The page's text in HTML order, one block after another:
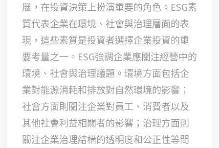
展，在投資決策上扮演重要的角色。ESG素
質代表企業在環境、社會與治理層面的表
現，這些素質是投資者選擇企業投資的重
要考量之一。ESG強調企業應關注經營中的
環境、社會與治理議題。環境方面包括企
業對能源消耗和排放對自然環境的影響；
社會方面則關注企業對員工、消費者以及
其他社會利益相關者的影響；治理方面則
關注企業治理結構的透明度和公正性等問